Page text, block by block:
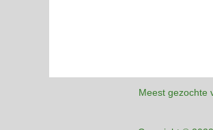
Meest gezochte